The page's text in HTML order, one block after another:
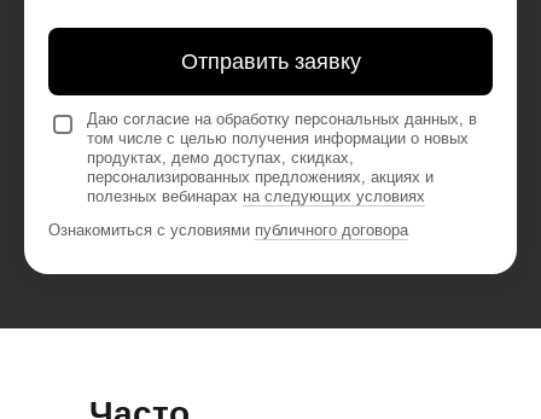
Отправить заявку
Даю согласие на обработку персональных данных, в
том числе с целью получения информации о новых
продуктах, демо доступах, скидках,
персонализированных предложениях, акциях и
полезных вебинарах на следующих условиях
Ознакомиться с условиями публичного договора